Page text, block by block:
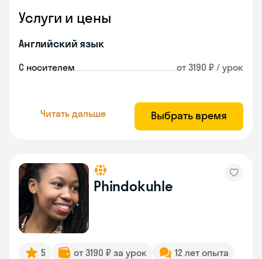
Услуги и цены
Английский язык
С носителем от 3190 ₽ / урок
Читать дальше Выбрать время
Phindokuhle
5 от 3190 ₽ за урок
12 лет опыта